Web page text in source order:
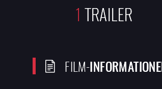
1 TRAILER
FILM-